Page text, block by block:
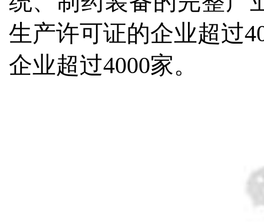
生产许可证的企业超过
企业超过4000家。